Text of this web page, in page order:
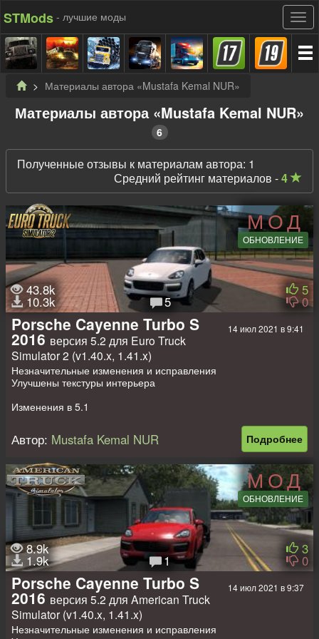
STMods - лучшие моды
Материалы автора «Mustafa Kemal NUR»
Материалы автора «Mustafa Kemal NUR»
6
Полученные отзывы к материалам автора: 1
Средний рейтинг материалов -4
МОД
ОБНОВЛЕНИЕ
43.8k
10.3k 5
5
0
14 июл 2021 в 9:41
Porsche Cayenne Turbo S
2016 версия 5.2 для Euro Truck
Simulator 2 (v1.40.x, 1.41.x)
Незначительные изменения и исправления
Улучшены текстуры интерьера
Изменения в 5.1
Переконфигурирован звук на высоких оборотах
Автономный (конфликт с BMW X6)
Продаётся в Ивеко
Свой интерьер (рабочие анимации, декали)
Свои звуки
Своя лайтмаска
Поддержка DLC Cabin
С прицепом не тестировался
Мод на пассажиров
Мод на пассажиров хорош тем что он подходит ко всем
авто(в.т.ч тем которые не цепляют прицеп) и автобусам
Предупреждение: Для того что бы пассажиры чаще
Подробнее
Автор: Mustafa Kemal NUR
МОД
ОБНОВЛЕНИЕ
8.9k
1.9k 1
3
0
14 июл 2021 в 9:37
Porsche Cayenne Turbo S
2016 версия 5.2 для American Truck
Simulator (v1.40.x, 1.41.x)
Незначительные изменения и исправления